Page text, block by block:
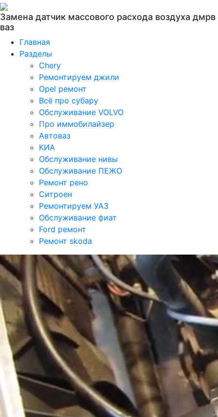
Замена датчик массового расхода воздуха дмрв
ваз
Главная
Разделы
Chery
Ремонтируем джили
Opel ремонт
Всё про субару
Обслуживание VOLVO
Про иммобилайзер
Автоваз
КИА
Обслуживание нивы
Обслуживание ПЕЖО
Ремонт рено
Ситроен
Ремонтируем УАЗ
Обслуживание фиат
Ford ремонт
Ремонт skoda